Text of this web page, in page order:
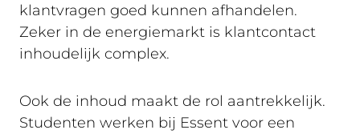
klantvragen goed kunnen afhandelen.
Zeker in de energiemarkt is klantcontact
inhoudelijk complex.
Ook de inhoud maakt de rol aantrekkelijk.
Studenten werken bij Essent voor een